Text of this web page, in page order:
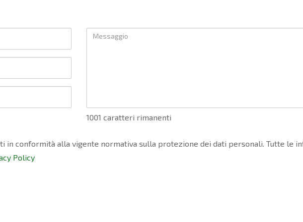
1001 caratteri rimanenti
in conformità alla vigente normativa sulla protezione dei dati personali. Tutte le
Policy